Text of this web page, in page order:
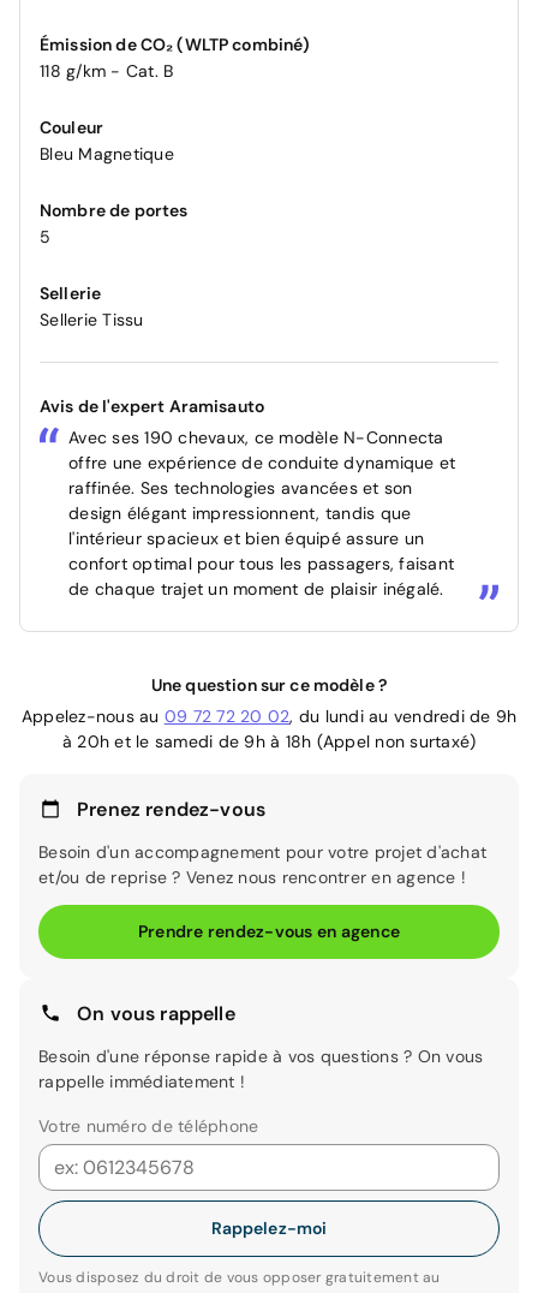
Émission de CO₂ (WLTP combiné)
118 g/km - Cat. B
Couleur
Bleu Magnetique
Nombre de portes
5
Sellerie
Sellerie Tissu
Avis de l'expert Aramisauto
Avec ses 190 chevaux, ce modèle N-Connecta
offre une expérience de conduite dynamique et
raffinée. Ses technologies avancées et son
design élégant impressionnent, tandis que
l'intérieur spacieux et bien équipé assure un
confort optimal pour tous les passagers, faisant
de chaque trajet un moment de plaisir inégalé.
Une question sur ce modèle ?
Appelez-nous au 09 72 72 20 02, du lundi au vendredi de 9h
à 20h et le samedi de 9h à 18h (Appel non surtaxé)
Prenez rendez-vous
Besoin d'un accompagnement pour votre projet d'achat
et/ou de reprise ? Venez nous rencontrer en agence !
Prendre rendez-vous en agence
On vous rappelle
Besoin d'une réponse rapide à vos questions ? On vous
rappelle immédiatement !
Votre numéro de téléphone
Rappelez-moi
Vous disposez du droit de vous opposer gratuitement au